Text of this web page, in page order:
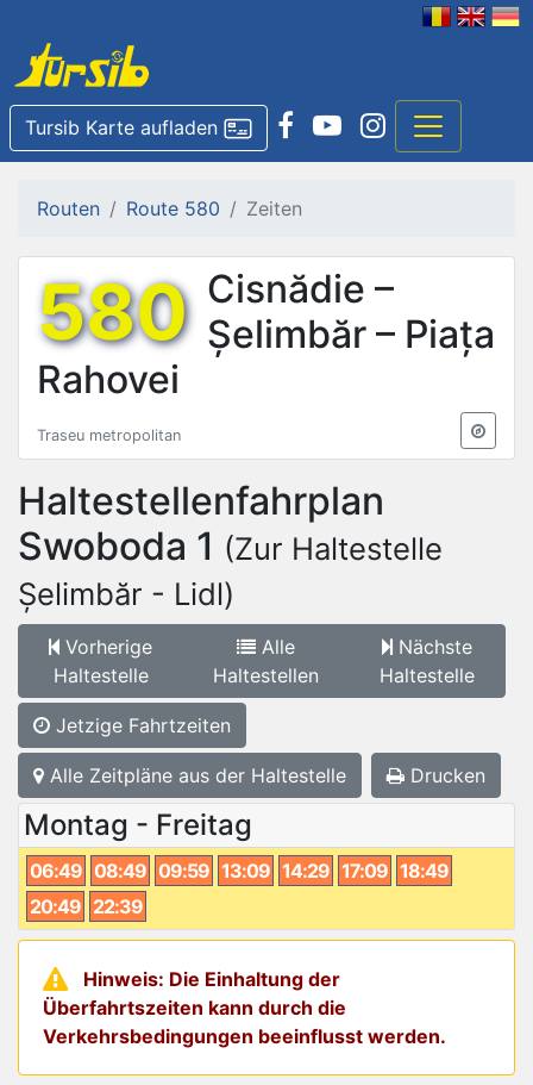
Tursib Karte aufladen
Routen Route 580 Zeiten
580 Cisnădie –
Șelimbăr – Piața
Rahovei
Traseu metropolitan
Haltestellenfahrplan
Swoboda 1 (Zur Haltestelle
Șelimbăr - Lidl)
Vorherige
Haltestelle
Alle
Haltestellen
Nächste
Haltestelle
Jetzige Fahrtzeiten
Alle Zeitpläne aus der Haltestelle Drucken
Montag - Freitag
06:49 08:49 09:59 13:09 14:29 17:09 18:49
20:49 22:39
Hinweis: Die Einhaltung der
Überfahrtszeiten kann durch die
Verkehrsbedingungen beeinflusst werden.